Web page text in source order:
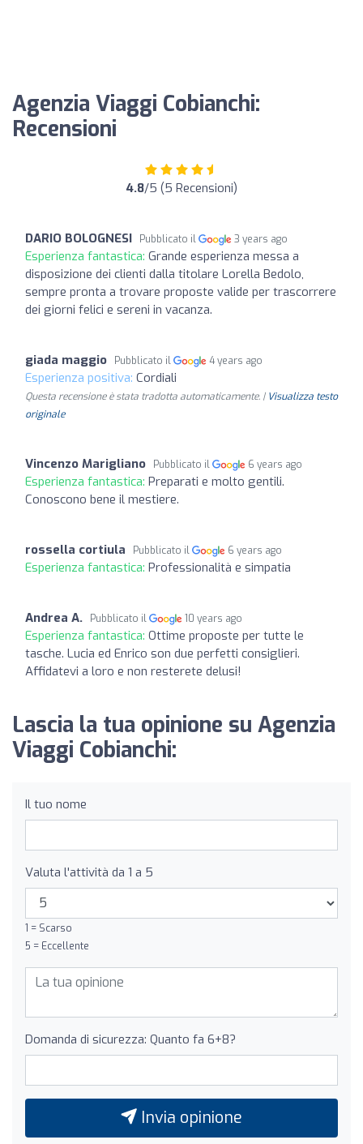
Agenzia Viaggi Cobianchi:
Recensioni
4.8/5 (5 Recensioni)
DARIO BOLOGNESI Pubblicato il 3 years ago
Esperienza fantastica: Grande esperienza messa a
disposizione dei clienti dalla titolare Lorella Bedolo,
sempre pronta a trovare proposte valide per trascorrere
dei giorni felici e sereni in vacanza.
giada maggio Pubblicato il 4 years ago
Esperienza positiva: Cordiali
Questa recensione è stata tradotta automaticamente. | Visualizza testo
originale
Vincenzo Marigliano Pubblicato il 6 years ago
Esperienza fantastica: Preparati e molto gentili.
Conoscono bene il mestiere.
rossella cortiula Pubblicato il 6 years ago
Esperienza fantastica: Professionalità e simpatia
Andrea A. Pubblicato il 10 years ago
Esperienza fantastica: Ottime proposte per tutte le
tasche. Lucia ed Enrico son due perfetti consiglieri.
Affidatevi a loro e non resterete delusi!
Lascia la tua opinione su Agenzia
Viaggi Cobianchi:
Il tuo nome
Valuta l'attività da 1 a 5
1 = Scarso
5 = Eccellente
Domanda di sicurezza: Quanto fa 6+8?
Invia opinione